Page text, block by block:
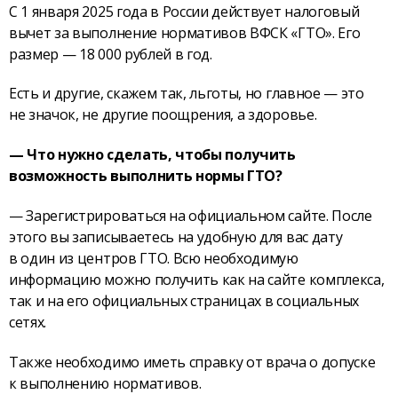
С 1 января 2025 года в России действует налоговый
вычет за выполнение нормативов ВФСК «ГТО». Его
размер — 18 000 рублей в год.
Есть и другие, скажем так, льготы, но главное — это
не значок, не другие поощрения, а здоровье.
— Что нужно сделать, чтобы получить
возможность выполнить нормы ГТО?
— Зарегистрироваться на официальном сайте. После
этого вы записываетесь на удобную для вас дату
в один из центров ГТО. Всю необходимую
информацию можно получить как на сайте комплекса,
так и на его официальных страницах в социальных
сетях.
Также необходимо иметь справку от врача о допуске
к выполнению нормативов.